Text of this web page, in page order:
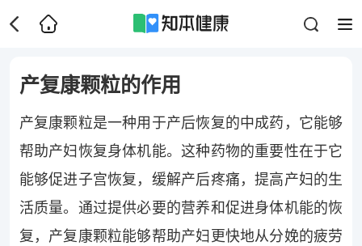
产复康颗粒的作用
产复康颗粒是一种用于产后恢复的中成药，它能够
帮助产妇恢复身体机能。这种药物的重要性在于它
能够促进子宫恢复，缓解产后疼痛，提高产妇的生
活质量。通过提供必要的营养和促进身体机能的恢
复，产复康颗粒能够帮助产妇更快地从分娩的疲劳